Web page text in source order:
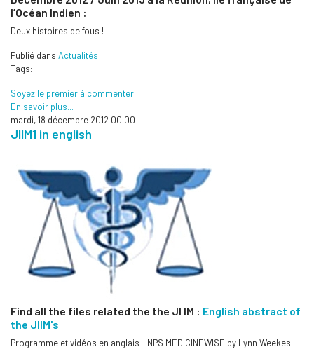
l’Océan Indien :
Deux histoires de fous !
Publié dans Actualités
Tags:
Soyez le premier à commenter!
En savoir plus...
mardi, 18 décembre 2012 00:00
JIIM1 in english
Find all the files related the the JI IM : English abstract of
the JIIM's
Programme et vidéos en anglais - NPS MEDICINEWISE by Lynn Weekes